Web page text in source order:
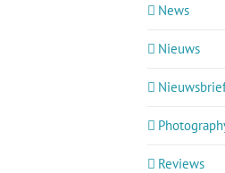
News
Nieuws
Reviews